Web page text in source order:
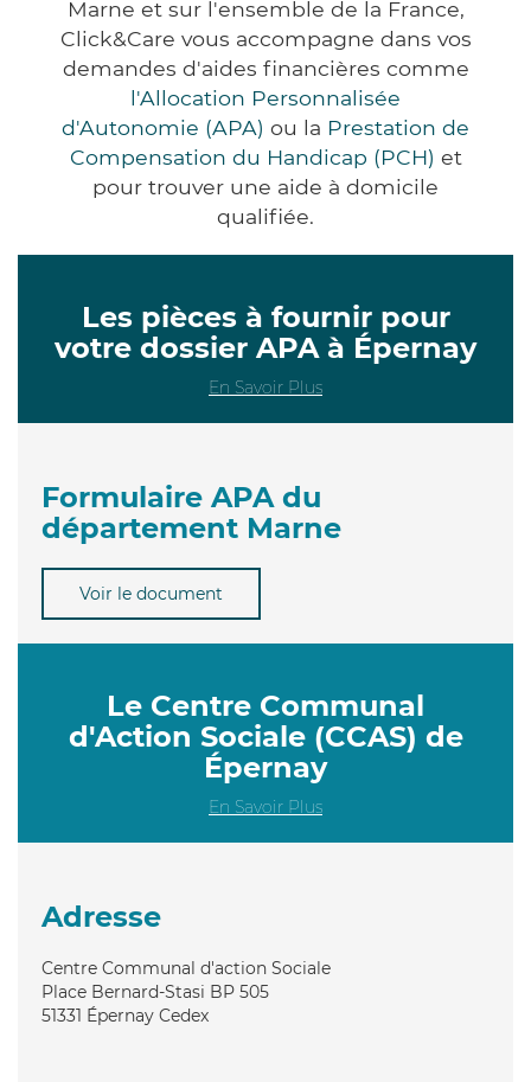
Marne et sur l'ensemble de la France,
Click&Care vous accompagne dans vos
demandes d'aides financières comme
l'Allocation Personnalisée
d'Autonomie (APA) ou la Prestation de
Compensation du Handicap (PCH) et
pour trouver une aide à domicile
qualifiée.
Les pièces à fournir pour
votre dossier APA à Épernay
En Savoir Plus
Formulaire APA du
département Marne
Voir le document
Le Centre Communal
d'Action Sociale (CCAS) de
Épernay
En Savoir Plus
Adresse
Centre Communal d'action Sociale
Place Bernard-Stasi BP 505
51331 Épernay Cedex